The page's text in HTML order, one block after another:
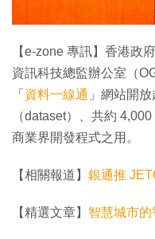
【e-zone 專訊】香港政
資訊科技總監辦公室（
「 資料一線通 」網站開
（dataset）、共約
商業界開發程式之用。
【相關報道】 銀通推
【精選文章】 智慧城市